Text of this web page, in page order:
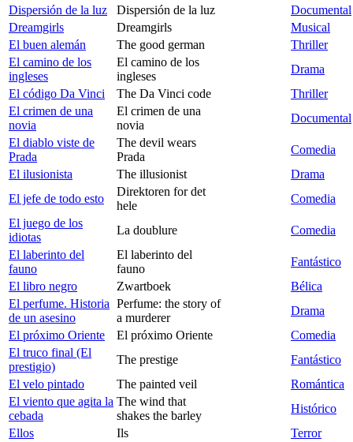
Dispersión de la luz
Dispersión de la luz
Documental
Dreamgirls
Dreamgirls
Musical
El buen alemán
The good german
Thriller
El camino de los
ingleses
El camino de los
ingleses
Drama
El código Da Vinci
The Da Vinci code
Thriller
El crimen de una
novia
El crimen de una
novia
Documental
El diablo viste de
Prada
The devil wears
Prada
Comedia
El ilusionista
The illusionist
Drama
El jefe de todo esto
Direktoren for det
hele
Comedia
El juego de los
idiotas
La doublure
Comedia
El laberinto del
fauno
El laberinto del
fauno
Fantástico
El libro negro
Zwartboek
Bélica
El perfume. Historia
de un asesino
Perfume: the story of
a murderer
Drama
El próximo Oriente
El próximo Oriente
Comedia
El truco final (El
prestigio)
The prestige
Fantástico
El velo pintado
The painted veil
Romántica
El viento que agita la
cebada
The wind that
shakes the barley
Histórico
Ellos
Ils
Terror